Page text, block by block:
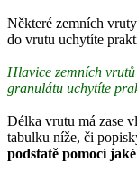
Některé zemních
do vrutu uchytíte
Hlavice zemních
granulátu uchytíte
Délka vrutu má zase
tabulku níže, či
podstatě pomocí